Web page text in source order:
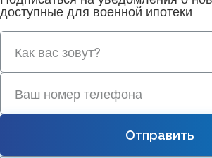
доступные для военной ипотеки
Отправить